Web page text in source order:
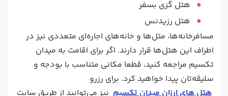
هتل گزی بسفر
هتل رزیدنس
مسافرخانه‌ها، متل‌ها و خانه‌های اجاره‌ای متعددی نیز در
اطراف این هتل‌ها قرار دارند. اگر برای اقامت به میدان
تکسیم مراجعه کنید، قطعا مکانی متناسب با بودجه و
سلیقه‌تان پیدا خواهید کرد. برای رزرو
هتل های ارزان میدان تکسیم نیز می‌توانید از طریق سایت